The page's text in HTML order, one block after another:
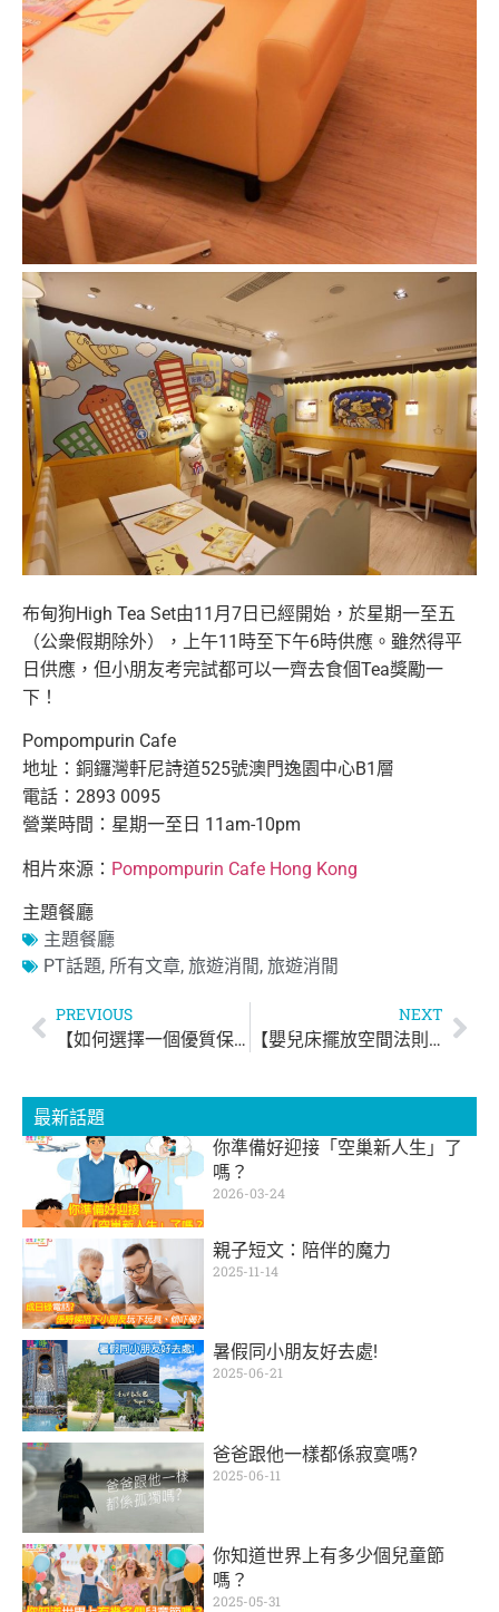
布甸狗High Tea Set由11月7日已經開始，於星期一至五
（公衆假期除外），上午11時至下午6時供應。雖然得平
日供應，但小朋友考完試都可以一齊去食個Tea獎勵一
下！
Pompompurin Cafe
地址：銅鑼灣軒尼詩道525號澳門逸園中心B1層
電話：2893 0095
營業時間：星期一至日 11am-10pm
相片來源： Pompompurin Cafe Hong Kong
主題餐廳
主題餐廳
PT話題, 所有文章, 旅遊消閒, 旅遊消閒
PREVIOUS
【如何選擇一個優質保溫杯】
NEXT
【嬰兒床擺放空間法則】
最新話題
你準備好迎接「空巢新人生」了
嗎？
2026-03-24
親子短文：陪伴的魔力
2025-11-14
暑假同小朋友好去處!
2025-06-21
爸爸跟他一樣都係寂寞嗎?
2025-06-11
你知道世界上有多少個兒童節
嗎？
2025-05-31